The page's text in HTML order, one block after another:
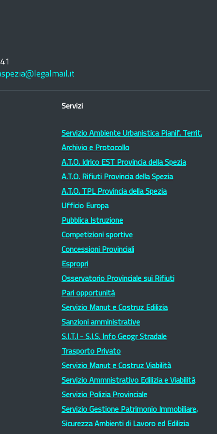
Servizi
Servizio Ambiente Urbanistica Pianif. Territ.
Archivio e Protocollo
A.T.O. Idrico EST Provincia della Spezia
A.T.O. Rifiuti Provincia della Spezia
A.T.O. TPL Provincia della Spezia
Ufficio Europa
Pubblica Istruzione
Competizioni sportive
Concessioni Provinciali
Espropri
Osservatorio Provinciale sui Rifiuti
Pari opportunità
Servizio Manut e Costruz Edilizia
Sanzioni amministrative
S.I.T.I - S.I.S. Info Geogr Stradale
Trasporto Privato
Servizio Manut e Costruz Viabilità
Servizio Ammnistrativo Edilizia e Viabilità
Servizio Polizia Provinciale
Servizio Gestione Patrimonio Immobiliare,
Sicurezza Ambienti di Lavoro ed Edilizia